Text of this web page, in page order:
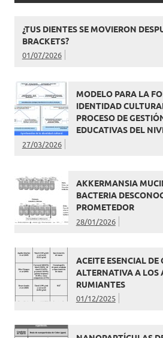
¿TUS DIENTES SE MOVIERON
BRACKETS?
01/07/2026
MODELO PARA LA
IDENTIDAD
PROCESO DE
EDUCATIVAS DEL
27/03/2026
AKKERMANSIA
BACTERIA
PROMETEDOR
28/01/2026
ACEITE ESENCIAL
ALTERNATIVA A LOS
RUMIANTES
01/12/2025